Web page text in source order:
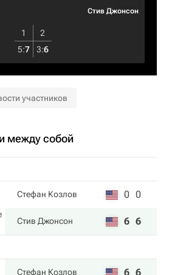
Стив Джонсон
1
2
5:7 3:6
участников
между собой
Стефан Козлов 0 0
Стив Джонсон 6 6
Стефан Козлов 6 6